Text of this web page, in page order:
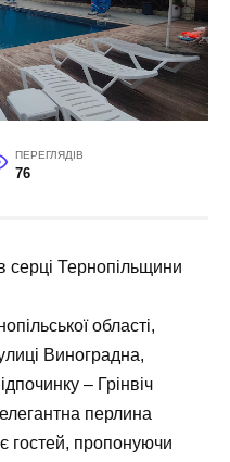
ПЕРЕГЛЯДІВ
76
серці Тернопільщини
області,
Виноградна,
– Грінвіч
перлина
гостей, пропонуючи